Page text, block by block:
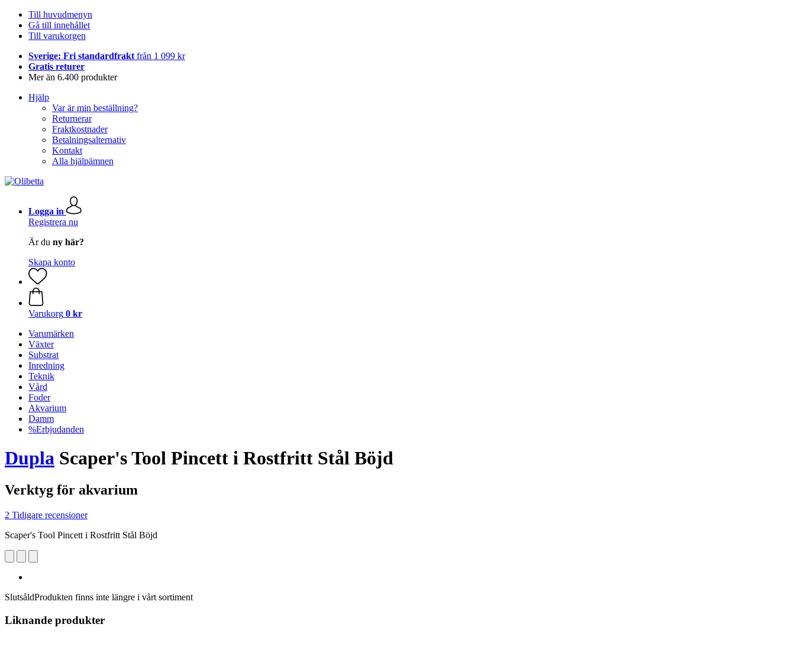
Till huvudmenyn
Gå till innehållet
Till varukorgen
Sverige: Fri standardfrakt från 1 099 kr
Gratis returer
Mer än 6.400 produkter
Hjälp
Var är min beställning?
Returnerar
Fraktkostnader
Betalningsalternativ
Kontakt
Alla hjälpämnen
Logga in
Registrera nu
Är du ny här?
Skapa konto
Varukorg 0 kr
Varumärken
Växter
Substrat
Inredning
Teknik
Vård
Foder
Akvarium
Damm
%Erbjudanden
Dupla Scaper's Tool Pincett i Rostfritt Stål Böjd
Verktyg för akvarium
2 Tidigare recensioner
Scaper's Tool Pincett i Rostfritt Stål Böjd
SlutsåldProdukten finns inte längre i vårt sortiment
Liknande produkter